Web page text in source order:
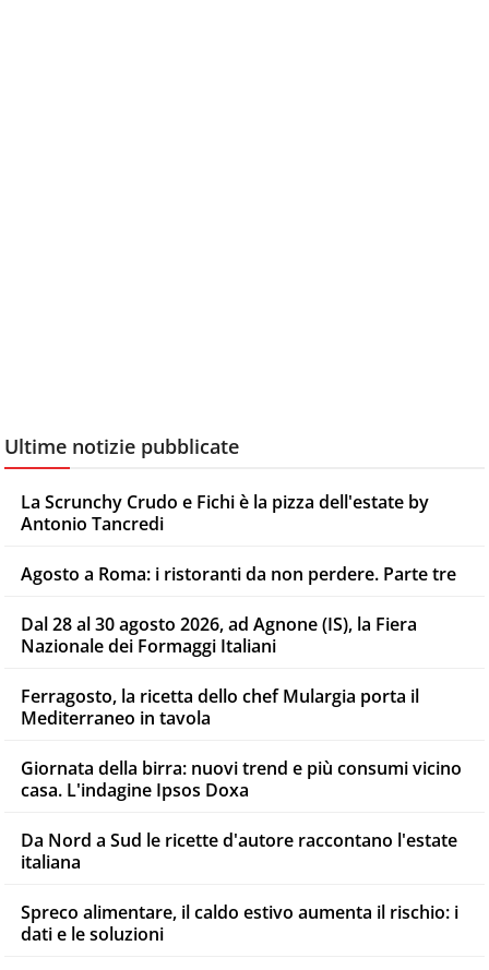
Ultime notizie pubblicate
La Scrunchy Crudo e Fichi è la pizza dell'estate by
Antonio Tancredi
Agosto a Roma: i ristoranti da non perdere. Parte tre
Dal 28 al 30 agosto 2026, ad Agnone (IS), la Fiera
Nazionale dei Formaggi Italiani
Ferragosto, la ricetta dello chef Mulargia porta il
Mediterraneo in tavola
Giornata della birra: nuovi trend e più consumi vicino
casa. L'indagine Ipsos Doxa
Da Nord a Sud le ricette d'autore raccontano l'estate
italiana
Spreco alimentare, il caldo estivo aumenta il rischio: i
dati e le soluzioni